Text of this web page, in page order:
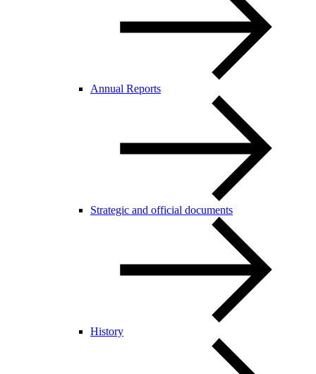
Annual Reports
Strategic and official documents
History